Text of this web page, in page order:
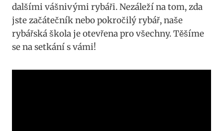
dalšími vášnivými rybáři. ⁢Nezáleží na tom, zda
jste začátečník nebo pokročilý rybář, ‌naše
rybářská škola je otevřena⁢ pro všechny.​ Těšíme
⁢se na ‌setkání s vámi!